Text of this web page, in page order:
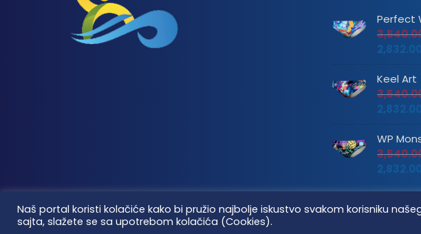
Perfect
2,832.00
Keel Art
2,832.00
WP
2,832.00
Vaterpolo vesti © 2026. Sva prava zadržana.
Naš portal koristi kolačiće kako bi pružio najbolje iskustvo svakom korisniku
sajta, slažete se sa upotrebom kolačića (Cookies).